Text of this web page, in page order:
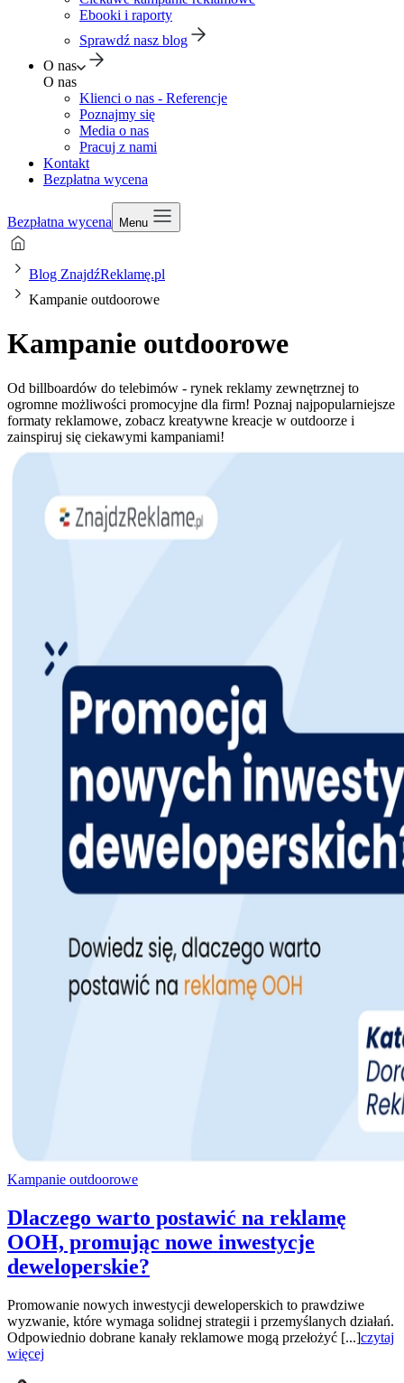
Ebooki i raporty
Sprawdź nasz blog
O nas
O nas
Klienci o nas - Referencje
Poznajmy się
Media o nas
Pracuj z nami
Kontakt
Bezpłatna wycena
Bezpłatna wycena Menu
Blog ZnajdźReklamę.pl
Kampanie outdoorowe
Kampanie outdoorowe
Od billboardów do telebimów - rynek reklamy zewnętrznej to
ogromne możliwości promocyjne dla firm! Poznaj najpopularniejsze
formaty reklamowe, zobacz kreatywne kreacje w outdoorze i
zainspiruj się ciekawymi kampaniami!
Kampanie outdoorowe
Dlaczego warto postawić na reklamę
OOH, promując nowe inwestycje
deweloperskie?
Promowanie nowych inwestycji deweloperskich to prawdziwe
wyzwanie, które wymaga solidnej strategii i przemyślanych działań.
Odpowiednio dobrane kanały reklamowe mogą przełożyć [...]czytaj
więcej